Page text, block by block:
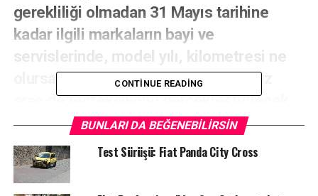
gerekliliği olmadan 31 Mayıs tarihine
kadar ilgili markaların bayi ve
servislerinde, model yılı, kilometresi ne
olursa olsun; randevu yoluyla ücretsiz
araç dezenfeksiyonu gerçekleştirilecek.
Tofaş, Yeni
Koronavirüs
CONTINUE READING
BUNLARI DA BEĞENEBILIRSIN
Test Sürüşü: Fiat Panda City Cross